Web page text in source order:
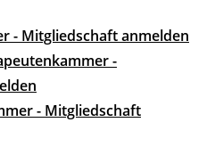
- Mitgliedschaft anmelden
-
- Mitgliedschaft